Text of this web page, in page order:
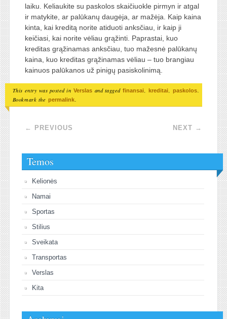
laiku. Keliaukite su paskolos skaičiuokle pirmyn ir atgal
ir matykite, ar palūkanų daugėja, ar mažėja. Kaip kaina
kinta, kai kreditą norite atiduoti anksčiau, ir kaip ji
keičiasi, kai norite vėliau grąžinti. Paprastai, kuo
kreditas grąžinamas anksčiau, tuo mažesnė palūkanų
kaina, kuo kreditas grąžinamas vėliau – tuo brangiau
kainuos palūkanos už pinigų pasiskolinimą.
This entry was posted in Verslas and tagged finansai, kreditai, paskolos.
Bookmark the permalink.
Post navigation
← PREVIOUS NEXT →
Temos
Kelionės
Namai
Sportas
Stilius
Sveikata
Transportas
Verslas
Kita